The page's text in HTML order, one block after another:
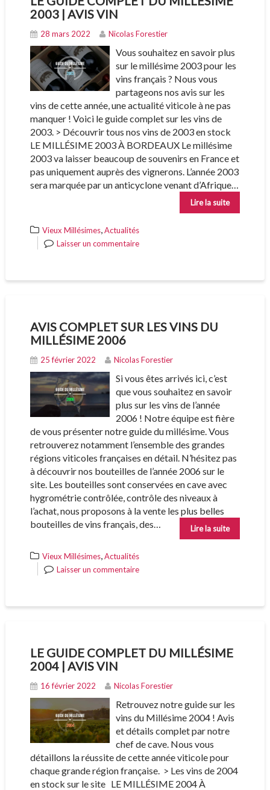
2003 | AVIS VIN
28 mars 2022 Nicolas Forestier
Vous souhaitez en savoir plus
sur le millésime 2003 pour les
vins français ? Nous vous
partageons nos avis sur les
vins de cette année, une actualité viticole à ne pas
manquer ! Voici le guide complet sur les vins de
2003. > Découvrir tous nos vins de 2003 en stock
LE MILLÉSIME 2003 À BORDEAUX Le millésime
2003 va laisser beaucoup de souvenirs en France et
pas uniquement auprès des vignerons. L’année 2003
sera marquée par un anticyclone venant d’Afrique…
Lire la suite
Vieux Millésimes,Actualités
Laisser un commentaire
AVIS COMPLET SUR LES VINS DU
MILLÉSIME 2006
25 février 2022 Nicolas Forestier
Si vous êtes arrivés ici, c’est
que vous souhaitez en savoir
plus sur les vins de l’année
2006 ! Notre équipe est fière
de vous présenter notre guide du millésime. Vous
retrouverez notamment l’ensemble des grandes
régions viticoles françaises en détail. N’hésitez pas
à découvrir nos bouteilles de l’année 2006 sur le
site. Les bouteilles sont conservées en cave avec
hygrométrie contrôlée, contrôle des niveaux à
l’achat, nous proposons à la vente les plus belles
bouteilles de vins français, des…
Lire la suite
Vieux Millésimes,Actualités
Laisser un commentaire
LE GUIDE COMPLET DU MILLÉSIME
2004 | AVIS VIN
16 février 2022 Nicolas Forestier
Retrouvez notre guide sur les
vins du Millésime 2004 ! Avis
et détails complet par notre
chef de cave. Nous vous
détaillons la réussite de cette année viticole pour
chaque grande région française. > Les vins de 2004
en stock sur le site LE MILLÉSIME 2004 À